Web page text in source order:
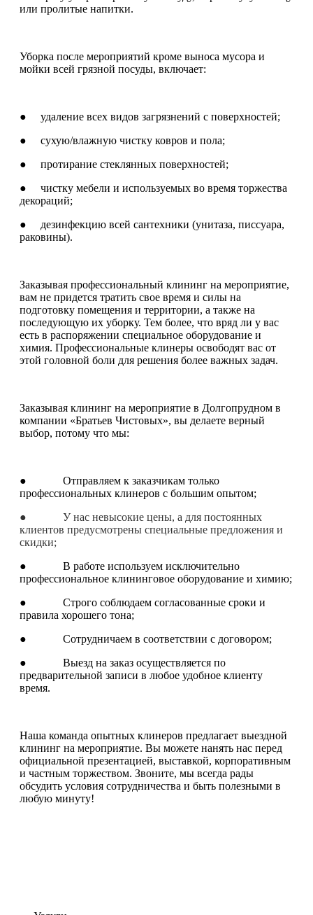
или пролитые напитки.
Уборка после мероприятий кроме выноса мусора и
мойки всей грязной посуды, включает:
● удаление всех видов загрязнений с поверхностей;
● сухую/влажную чистку ковров и пола;
● протирание стеклянных поверхностей;
● чистку мебели и используемых во время торжества
декораций;
● дезинфекцию всей сантехники (унитаза, писсуара,
раковины).
Заказывая профессиональный клининг на мероприятие,
вам не придется тратить свое время и силы на
подготовку помещения и территории, а также на
последующую их уборку. Тем более, что вряд ли у вас
есть в распоряжении специальное оборудование и
химия. Профессиональные клинеры освободят вас от
этой головной боли для решения более важных задач.
Заказывая клининг на мероприятие в Долгопрудном в
компании «Братьев Чистовых», вы делаете верный
выбор, потому что мы:
● Отправляем к заказчикам только
профессиональных клинеров с большим опытом;
● У нас невысокие цены, а для постоянных
клиентов предусмотрены специальные предложения и
скидки;
● В работе используем исключительно
профессиональное клининговое оборудование и химию;
● Строго соблюдаем согласованные сроки и
правила хорошего тона;
● Сотрудничаем в соответствии с договором;
● Выезд на заказ осуществляется по
предварительной записи в любое удобное клиенту
время.
Наша команда опытных клинеров предлагает выездной
клининг на мероприятие. Вы можете нанять нас перед
официальной презентацией, выставкой, корпоративным
и частным торжеством. Звоните, мы всегда рады
обсудить условия сотрудничества и быть полезными в
любую минуту!